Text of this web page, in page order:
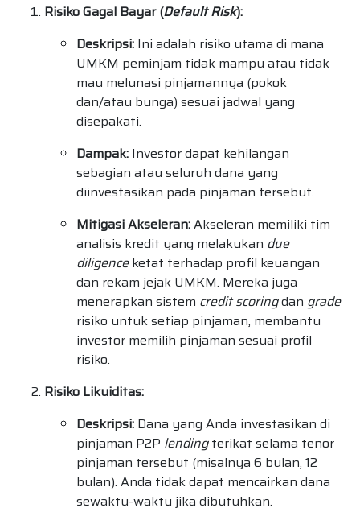
Risiko Gagal Bayar (Default Risk):
Deskripsi: Ini adalah risiko utama di mana
UMKM peminjam tidak mampu atau tidak
mau melunasi pinjamannya (pokok
dan/atau bunga) sesuai jadwal yang
disepakati.
Dampak: Investor dapat kehilangan
sebagian atau seluruh dana yang
diinvestasikan pada pinjaman tersebut.
Mitigasi Akseleran:Akseleran memiliki tim
analisis kredit yang melakukan due
diligenceketat terhadap profil keuangan
dan rekam jejak UMKM. Mereka juga
menerapkan sistem credit scoringdan grade
risiko untuk setiap pinjaman, membantu
investor memilih pinjaman sesuai profil
risiko.
Risiko Likuiditas:
Deskripsi: Dana yang Anda investasikan di
pinjaman P2P lendingterikat selama tenor
pinjaman tersebut (misalnya 6 bulan, 12
bulan). Anda tidak dapat mencairkan dana
sewaktu-waktu jika dibutuhkan.